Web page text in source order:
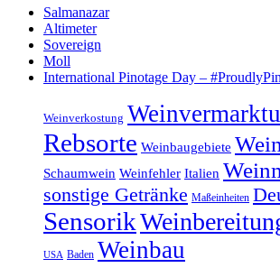
Salmanazar
Altimeter
Sovereign
Moll
International Pinotage Day –
Weinverkostung
Rebsorte Weinbaugebiete
Schaumwein Weinfehler Italien
sonstige Getränke Maßeinheiten
Sensorik
USA Baden Weinbau